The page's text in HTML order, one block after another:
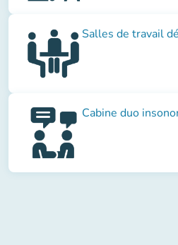
Salles de travail
Cabine duo